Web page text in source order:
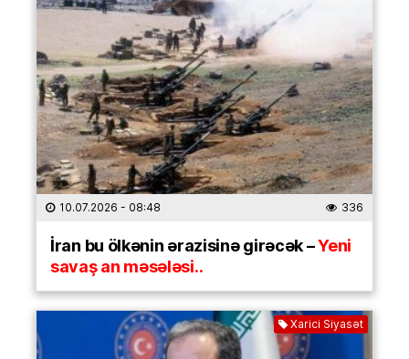
10.07.2026 - 08:48 336
İran bu ölkənin ərazisinə girəcək –Yeni
savaş an məsələsi..
Xarici Siyasət